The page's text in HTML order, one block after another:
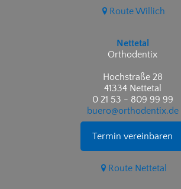
Route Willich
Nettetal
Orthodentix
Hochstraße 28
41334 Nettetal
0 21 53 - 809 99 99
buero@orthodentix.de
Termin vereinbaren
Route Nettetal